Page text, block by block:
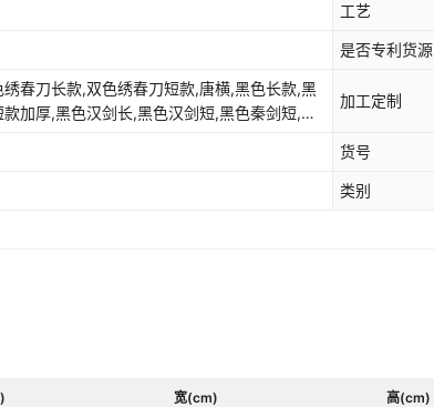
工艺
是否专利货源
春刀长款,双色绣春刀短款,唐横,黑色长款,黑
加厚,黑色汉剑长,黑色汉剑短,黑色秦剑短,款
加工定制
货号
类别
宽(cm) 高(cm)